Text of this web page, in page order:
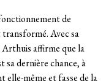
de
Avec sa
affirme que la
sa dernière chance, à
elle-même et fasse de la